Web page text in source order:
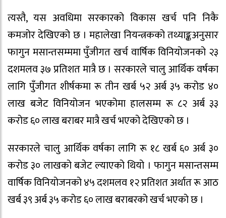
त्यस्तै, यस अवधिमा सरकारको विकास खर्च पनि निकै
कमजोर देखिएको छ । महालेखा नियन्त्रकको तथ्याङ्कअनुसार
फागुन मसान्तसम्ममा पुँजीगत खर्च वार्षिक विनियोजनको २३
दशमलव ३७ प्रतिशत मात्रै छ । सरकारले चालु आर्थिक वर्षका
लागि पुँजीगत शीर्षकमा रू तीन खर्ब ५२ अर्ब ३५ करोड ४०
लाख बजेट विनियोजन भएकोमा हालसम्म रू ८२ अर्ब ३३
करोड ६० लाख बराबर मात्रै खर्च भएको देखिएको छ ।
सरकारले चालु आर्थिक वर्षका लागि रू १८ खर्ब ६० अर्ब ३०
करोड ३० लाखको बजेट ल्याएको थियो । फागुन मसान्तसम्म
वार्षिक विनियोजनको ४५ दशमलव १२ प्रतिशत अर्थात रू आठ
खर्ब ३९ अर्ब ३५ करोड ६० लाख बराबरको खर्च भएको छ ।